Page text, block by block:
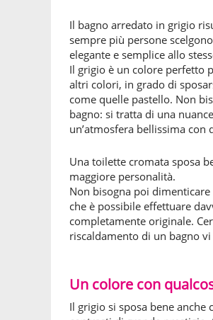
Il bagno arredato in grigio
sempre più persone
elegante e semplice allo
Il grigio è un colore perfetto
altri colori, in grado di
come quelle pastello. Non
bagno: si tratta di una
un’atmosfera bellissima
Una toilette cromata sposa
maggiore personalità.
Non bisogna poi
che è possibile effettuare
completamente originale.
riscaldamento di un bagno
Un colore con
Il grigio si sposa bene